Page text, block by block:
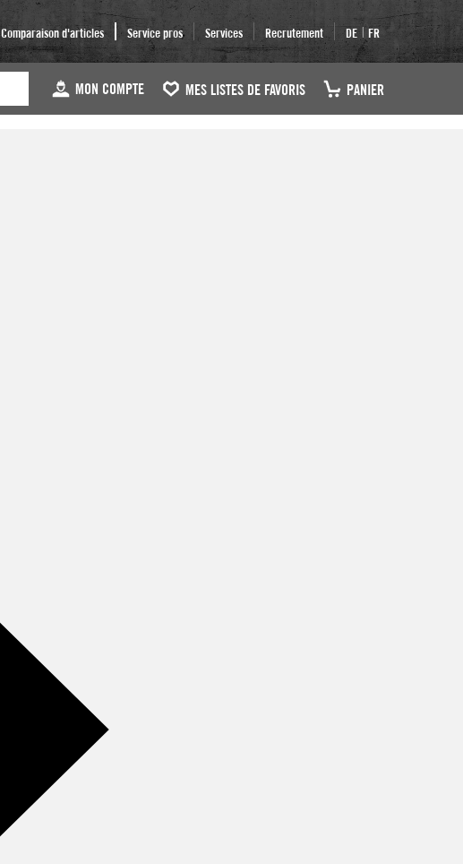
Comparaison d'articles Service pros Services Recrutement DE | FR
MON COMPTE MES LISTES DE FAVORIS PANIER